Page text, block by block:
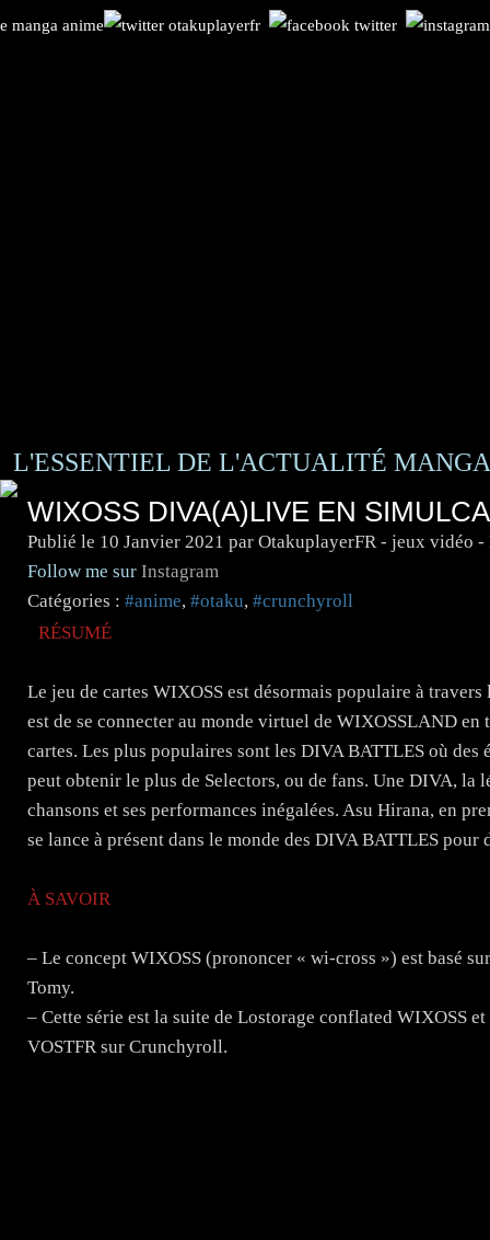
L'ESSENTIEL DE L'ACTUALITÉ
WIXOSS DIVA(A)LIVE EN
Publié le 10 Janvier 2021 par OtakuplayerFR - jeux vidéo -
Follow me sur Instagram
Catégories : #anime, #otaku, #crunchyroll
RÉSUMÉ
Le jeu de cartes WIXOSS est désormais populaire à
est de se connecter au monde virtuel de WIXOSSLAND
cartes. Les plus populaires sont les DIVA BATTLES où
peut obtenir le plus de Selectors, ou de fans. Une DIVA, la
chansons et ses performances inégalées. Asu Hirana, en
se lance à présent dans le monde des DIVA BATTLES
À SAVOIR
– Le concept WIXOSS (prononcer « wi-cross ») est basé
Tomy.
– Cette série est la suite de Lostorage conflated WIXOSS
VOSTFR sur Crunchyroll.